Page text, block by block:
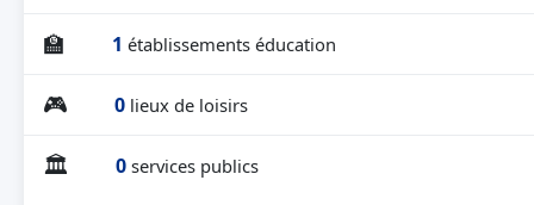
🏫 1 établissements éducation
🎮 0 lieux de loisirs
🏛 0 services publics